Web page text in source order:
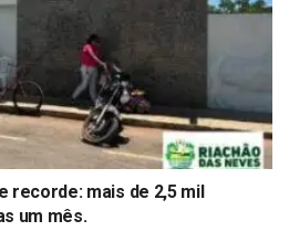
recorde: mais de 2,5 mil
um mês.